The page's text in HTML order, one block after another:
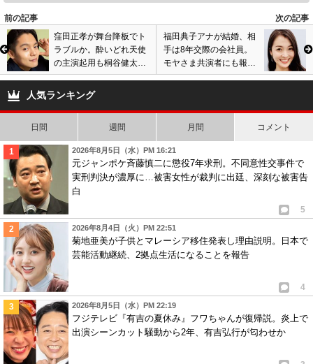
前の記事
次の記事
窪田正孝が舞台降板でト
ラブルか。酔いどれ天使
の主演起用も桐谷健太に
交代説。ラジエーション
ハウスの続編放送情報も
福田典子アナが結婚、相
手は8年交際の会社員。
モヤさま共演者にも報
告、入籍後も仕事継続へ
人気ランキング
日間 週間 月間 コメント
2026年8月5日（水）PM 16:21
元ジャンポケ斉藤慎二に懲役7年求刑。不同意性交事件で
実刑判決が濃厚に…被害女性が裁判に出廷、深刻な被害告
白
5
2026年8月4日（火）PM 22:51
菊地亜美が子供とマレーシア移住発表し理由説明。日本で
芸能活動継続、2拠点生活になることを報告
4
2026年8月5日（水）PM 22:19
フジテレビ『有吉の夏休み』フワちゃんが復帰説。炎上で
出演シーンカット騒動から2年、有吉弘行が匂わせか